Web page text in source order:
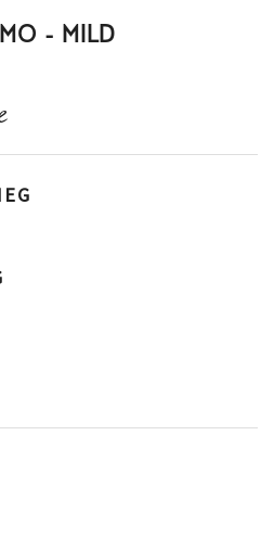
- MILD